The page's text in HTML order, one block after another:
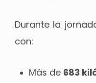
Durante la
con:
Más de 683